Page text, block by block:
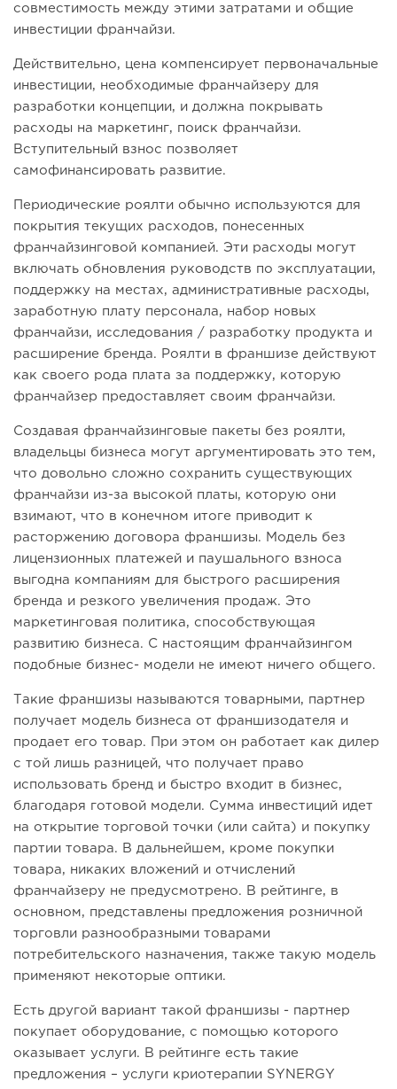
совместимость между этими затратами и общие
инвестиции франчайзи.
Действительно, цена компенсирует первоначальные
инвестиции, необходимые франчайзеру для
разработки концепции, и должна покрывать
расходы на маркетинг, поиск франчайзи.
Вступительный взнос позволяет
самофинансировать развитие.
Периодические роялти обычно используются для
покрытия текущих расходов, понесенных
франчайзинговой компанией. Эти расходы могут
включать обновления руководств по эксплуатации,
поддержку на местах, административные расходы,
заработную плату персонала, набор новых
франчайзи, исследования / разработку продукта и
расширение бренда. Роялти в франшизе действуют
как своего рода плата за поддержку, которую
франчайзер предоставляет своим франчайзи.
Создавая франчайзинговые пакеты без роялти,
владельцы бизнеса могут аргументировать это тем,
что довольно сложно сохранить существующих
франчайзи из-за высокой платы, которую они
взимают, что в конечном итоге приводит к
расторжению договора франшизы. Модель без
лицензионных платежей и паушального взноса
выгодна компаниям для быстрого расширения
бренда и резкого увеличения продаж. Это
маркетинговая политика, способствующая
развитию бизнеса. С настоящим франчайзингом
подобные бизнес- модели не имеют ничего общего.
Такие франшизы называются товарными, партнер
получает модель бизнеса от франшизодателя и
продает его товар. При этом он работает как дилер
с той лишь разницей, что получает право
использовать бренд и быстро входит в бизнес,
благодаря готовой модели. Сумма инвестиций идет
на открытие торговой точки (или сайта) и покупку
партии товара. В дальнейшем, кроме покупки
товара, никаких вложений и отчислений
франчайзеру не предусмотрено. В рейтинге, в
основном, представлены предложения розничной
торговли разнообразными товарами
потребительского назначения, также такую модель
применяют некоторые оптики.
Есть другой вариант такой франшизы - партнер
покупает оборудование, с помощью которого
оказывает услуги. В рейтинге есть такие
предложения – услуги криотерапии SYNERGY